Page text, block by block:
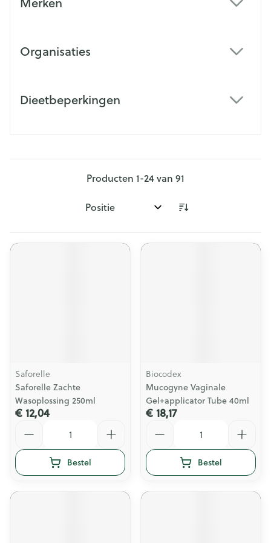
Organisaties
Dieetbeperkingen
Producten 1-24van 91
Sorteer op:
Saforelle
Saforelle Zachte
Wasoplossing 250ml
€ 12,04
Bestel
Biocodex
Mucogyne Vaginale
Gel+applicator Tube 40ml
€ 18,17
Bestel